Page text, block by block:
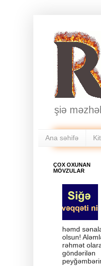
şiə
Ana səhifə
ÇOX OXUNAN
MÖVZULAR
həmd
olsun!
rəhmət
göndərilən